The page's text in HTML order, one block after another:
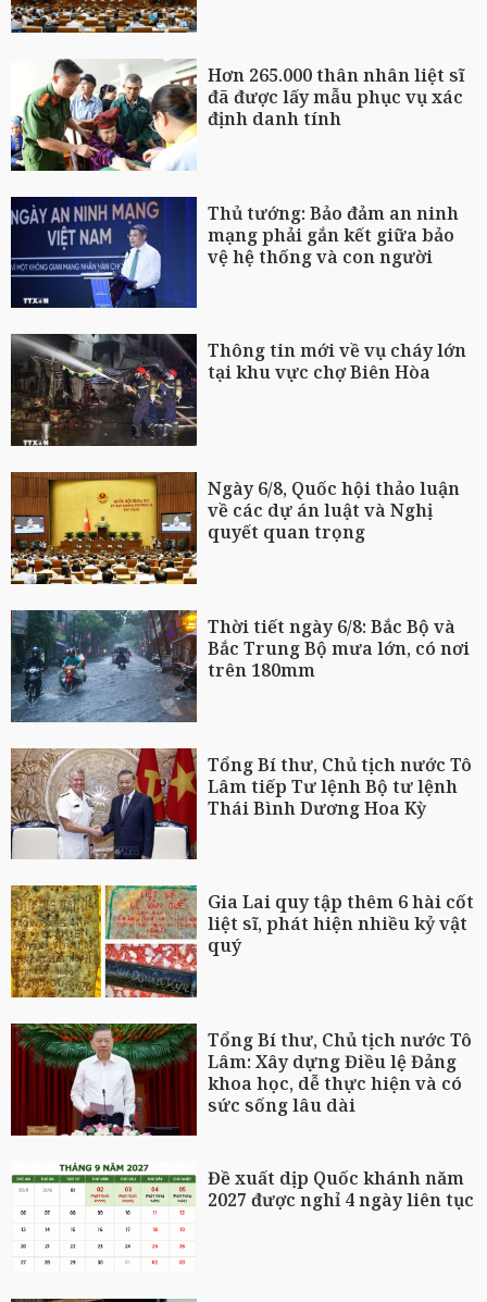
Hơn 265.000 thân nhân liệt sĩ
đã được lấy mẫu phục vụ xác
định danh tính
Thủ tướng: Bảo đảm an ninh
mạng phải gắn kết giữa bảo
vệ hệ thống và con người
Thông tin mới về vụ cháy lớn
tại khu vực chợ Biên Hòa
Ngày 6/8, Quốc hội thảo luận
về các dự án luật và Nghị
quyết quan trọng
Thời tiết ngày 6/8: Bắc Bộ và
Bắc Trung Bộ mưa lớn, có nơi
trên 180mm
Tổng Bí thư, Chủ tịch nước Tô
Lâm tiếp Tư lệnh Bộ tư lệnh
Thái Bình Dương Hoa Kỳ
Gia Lai quy tập thêm 6 hài cốt
liệt sĩ, phát hiện nhiều kỷ vật
quý
Tổng Bí thư, Chủ tịch nước Tô
Lâm: Xây dựng Điều lệ Đảng
khoa học, dễ thực hiện và có
sức sống lâu dài
Đề xuất dịp Quốc khánh năm
2027 được nghỉ 4 ngày liên tục